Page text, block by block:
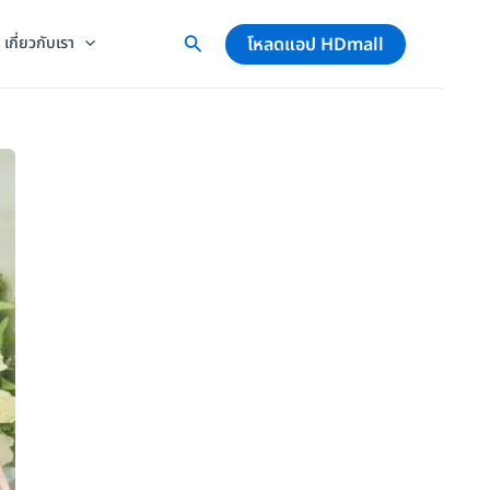
เกี่ยวกับเรา โหลดแอป HDmall